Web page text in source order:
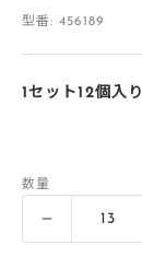
型番: 456189
1セット12個入り
数量